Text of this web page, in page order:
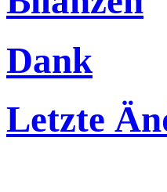
Dank
Letzte